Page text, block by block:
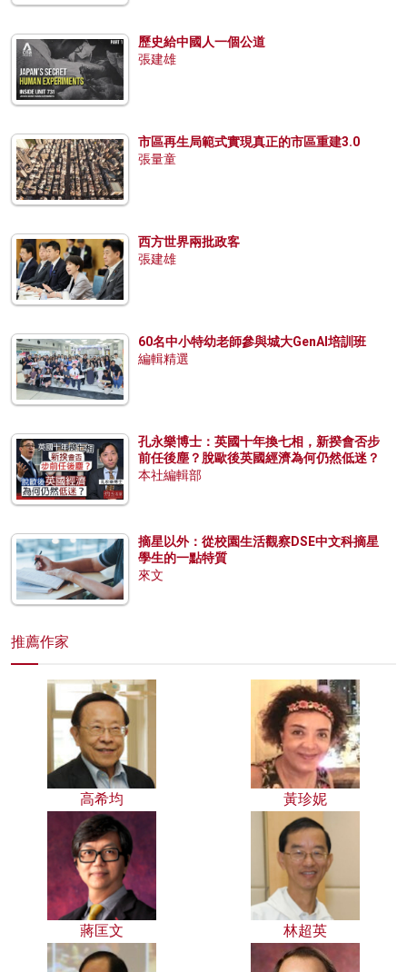
歷史給中國人一個公道
張建雄
市區再生局範式實現真正的市區重建3.0
張量童
西方世界兩批政客
張建雄
60名中小特幼老師參與城大GenAI培訓班
編輯精選
孔永樂博士：英國十年換七相，新揆會否步
前任後塵？脫歐後英國經濟為何仍然低迷？
本社編輯部
摘星以外：從校園生活觀察DSE中文科摘星
學生的一點特質
來文
推薦作家
高希均 黃珍妮
蔣匡文 林超英